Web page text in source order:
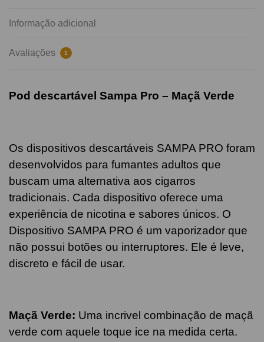
Informação adicional
Avaliações 1
Pod descartável Sampa Pro – Maçã Verde
Os dispositivos descartáveis SAMPA PRO foram
desenvolvidos para fumantes adultos que
buscam uma alternativa aos cigarros
tradicionais. Cada dispositivo oferece uma
experiência de nicotina e sabores únicos. O
Dispositivo SAMPA PRO é um vaporizador que
não possui botões ou interruptores. Ele é leve,
discreto e fácil de usar.
Maçã Verde: Uma incrivel combinação de maçã
verde com aquele toque ice na medida certa.